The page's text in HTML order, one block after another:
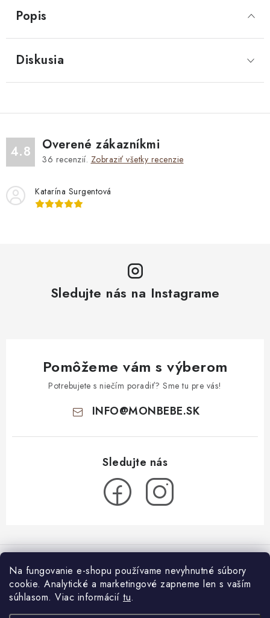
Na fungovanie e-shopu používame nevyhnutné súbory
cookie. Analytické a marketingové zapneme len s vaším
súhlasom. Viac informácií tu.
Popis
Diskusia
4.8 Overené zákazníkmi
36 recenzií. Zobraziť všetky recenzie
Katarína Surgentová
Sledujte nás na Instagrame
Pomôžeme vám s výberom
Potrebujete s niečím poradiť? Sme tu pre vás!
INFO@MONBEBE.SK
á
O nás
Blog
Látkové plienky: ako začať?